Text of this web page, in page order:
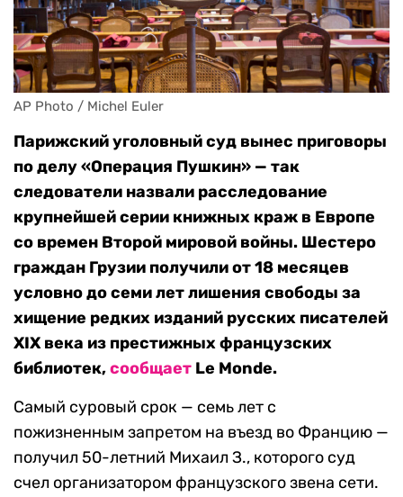
AP Photo / Michel Euler
Парижский уголовный суд вынес приговоры
по делу «Операция Пушкин» — так
следователи назвали расследование
крупнейшей серии книжных краж в Европе
со времен Второй мировой войны. Шестеро
граждан Грузии получили от 18 месяцев
условно до семи лет лишения свободы за
хищение редких изданий русских писателей
XIX века из престижных французских
библиотек,сообщает Le Monde.
Самый суровый срок — семь лет с
пожизненным запретом на въезд во Францию —
получил 50-летний Михаил З., которого суд
счел организатором французского звена сети.